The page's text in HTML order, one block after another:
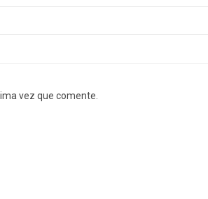
vez que comente.